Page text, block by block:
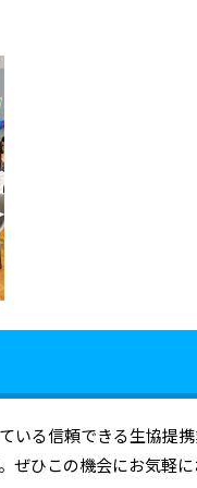
いる信頼できる生協提
ひこの機会にお気軽に